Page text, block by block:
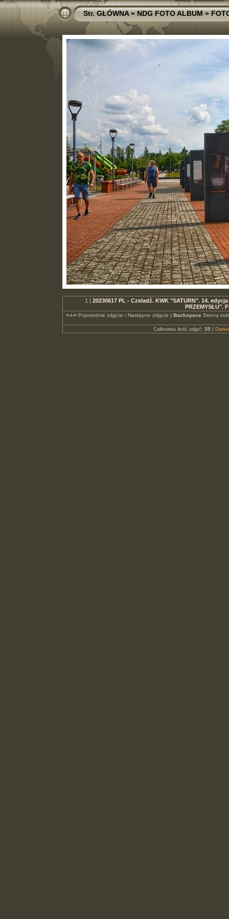
Str. GŁÓWNA»NDG FOTO ALBUM»
1 | 20230617 PL - Czeladź. KWK "SATURN". 14.
PRZEMYSŁU".
<-/->Poprzednie zdjęcie / Następne zdjęcie | Backspace Strona
Całkowita ilość zdjęć: 35|